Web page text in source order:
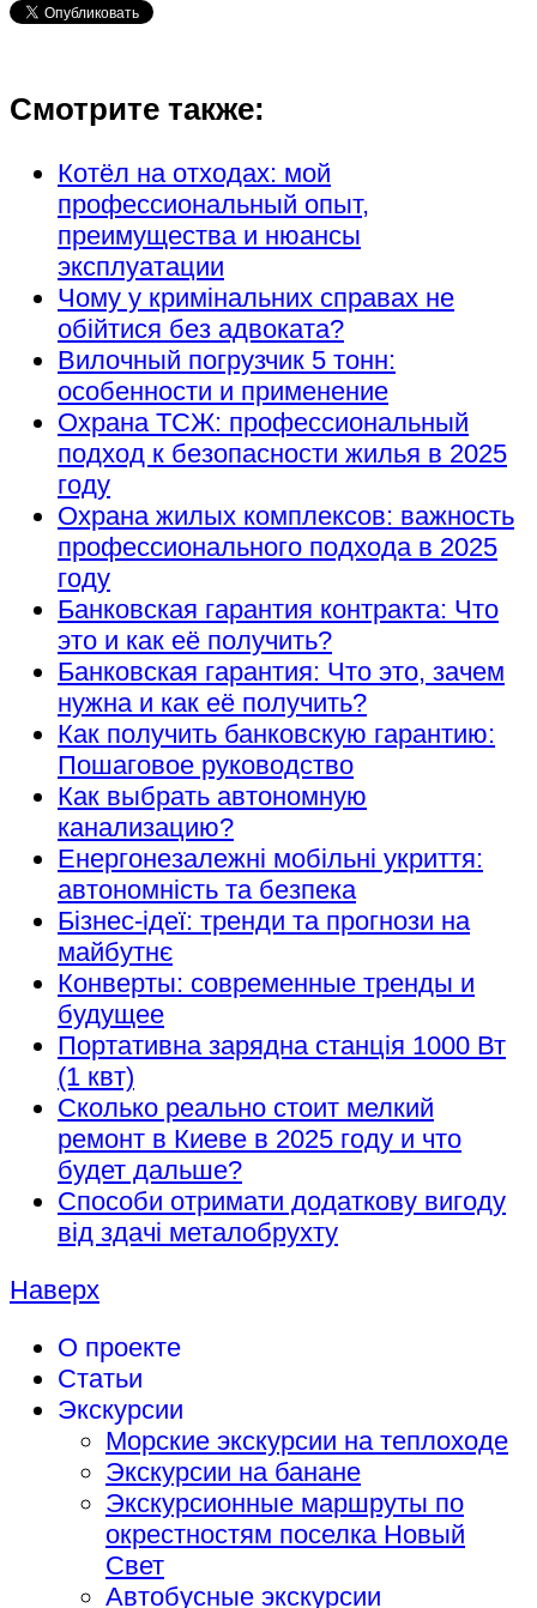
Смотрите также:
Котёл на отходах: мой
профессиональный опыт,
преимущества и нюансы
эксплуатации
Чому у кримінальних справах не
обійтися без адвоката?
Вилочный погрузчик 5 тонн:
особенности и применение
Охрана ТСЖ: профессиональный
подход к безопасности жилья в 2025
году
Охрана жилых комплексов: важность
профессионального подхода в 2025
году
Банковская гарантия контракта: Что
это и как её получить?
Банковская гарантия: Что это, зачем
нужна и как её получить?
Как получить банковскую гарантию:
Пошаговое руководство
Как выбрать автономную
канализацию?
Енергонезалежні мобільні укриття:
автономність та безпека
Бізнес-ідеї: тренди та прогнози на
майбутнє
Конверты: современные тренды и
будущее
Портативна зарядна станція 1000 Вт
(1 квт)
Сколько реально стоит мелкий
ремонт в Киеве в 2025 году и что
будет дальше?
Способи отримати додаткову вигоду
від здачі металобрухту
Наверх
О проекте
Статьи
Экскурсии
Морские экскурсии на теплоходе
Экскурсии на банане
Экскурсионные маршруты по
окрестностям поселка Новый
Свет
Автобусные экскурсии